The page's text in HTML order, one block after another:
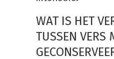
WAT IS HET
TUSSEN VERS